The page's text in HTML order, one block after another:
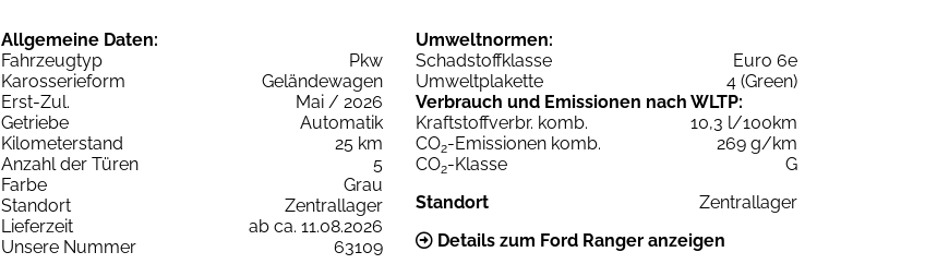
Allgemeine Daten:
Fahrzeugtyp
Pkw
Karosserieform
Geländewagen
Erst-Zul.
Mai / 2026
Getriebe
Automatik
Kilometerstand
25 km
Anzahl der Türen
5
Farbe
Grau
Standort
Zentrallager
Lieferzeit
ab ca. 11.08.2026
Unsere Nummer
63109
Umweltnormen:
Schadstoffklasse
Euro 6e
Umweltplakette
4 (Green)
Verbrauch und Emissionen nach WLTP:
Kraftstoffverbr. komb.
10,3 l/100km
CO2-Emissionen komb.
269 g/km
CO2-Klasse
G
Standort
Zentrallager
Details zum Ford Ranger anzeigen